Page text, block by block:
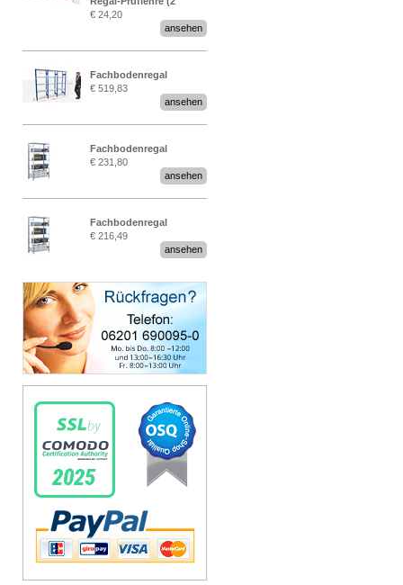
Stück)
€ 24,20
ansehen
Fachbodenregal
Stecksystem MultiPlus
2,25 Meter breit
€ 519,83
ansehen
Fachbodenregal
Stecksystem MultiPlus
€ 231,80
ansehen
Fachbodenregal
Stecksystem MultiPlus
€ 216,49
ansehen